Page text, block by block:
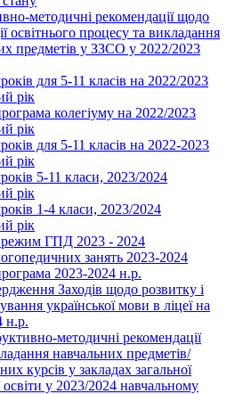
методичні рекомендації щодо
освітнього процесу та викладання
предметів у ЗЗСО у 2022/2023
для 5-11 класів на 2022/2023
рік
колегіуму на 2022/2023
рік
для 5-11 класів на 2022-2023
рік
5-11 класи, 2023/2024
рік
1-4 класи, 2023/2024
рік
ГПД 2023 - 2024
занять 2023-2024
2023-2024 н.р.
Заходів щодо розвитку і
української мови в ліцеї на
н.р.
методичні рекомендації
навчальних предметів/
курсів у закладах загальної
освіти у 2023/2024 навчальному